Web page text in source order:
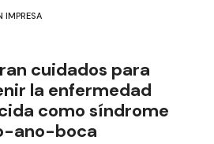
IMPRESA
cuidados para
la enfermedad
como síndrome
ano-boca